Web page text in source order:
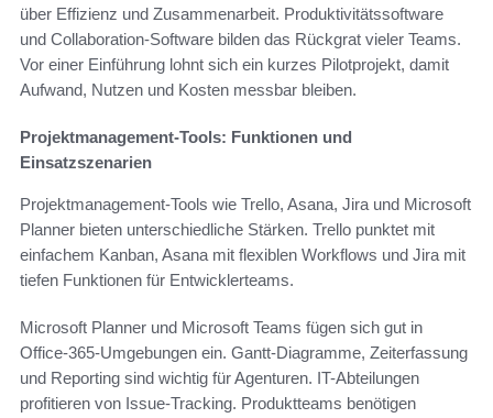
über Effizienz und Zusammenarbeit. Produktivitätssoftware
und Collaboration-Software bilden das Rückgrat vieler Teams.
Vor einer Einführung lohnt sich ein kurzes Pilotprojekt, damit
Aufwand, Nutzen und Kosten messbar bleiben.
Projektmanagement-Tools: Funktionen und
Einsatzszenarien
Projektmanagement-Tools wie Trello, Asana, Jira und Microsoft
Planner bieten unterschiedliche Stärken. Trello punktet mit
einfachem Kanban, Asana mit flexiblen Workflows und Jira mit
tiefen Funktionen für Entwicklerteams.
Microsoft Planner und Microsoft Teams fügen sich gut in
Office-365-Umgebungen ein. Gantt-Diagramme, Zeiterfassung
und Reporting sind wichtig für Agenturen. IT-Abteilungen
profitieren von Issue-Tracking. Produktteams benötigen